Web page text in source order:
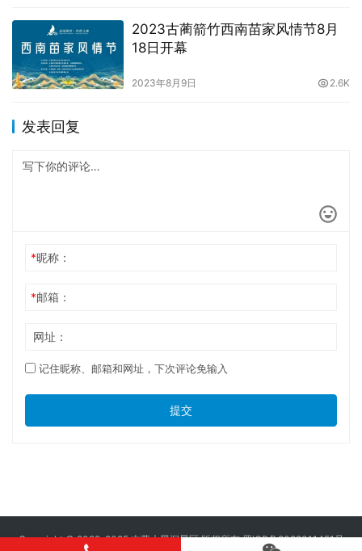
2023古蔺箭竹西南苗家风情节8月
18日开幕
2023年8月9日 2.6K
发表回复
*昵称：
*邮箱：
网址：
记住昵称、邮箱和网址，下次评论免输入
提交
Copyright © 2022-2025 古蔺大黑洞景区 版权所有蜀ICP备2022011451号